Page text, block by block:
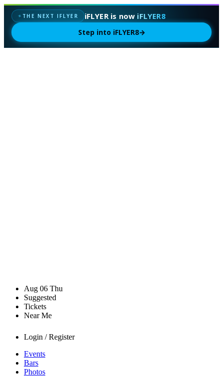
✦ THE NEXT IFLYER iFLYER is now iFLYER8
Step into iFLYER8→
Aug 06 Thu
Suggested
Tickets
Near Me
Login / Register
Events
Bars
Photos